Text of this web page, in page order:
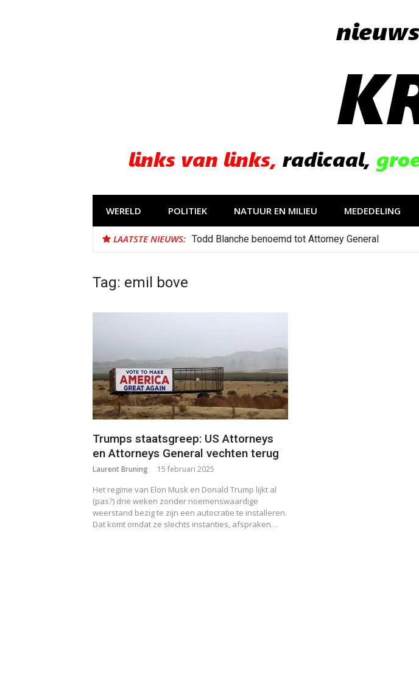
WERELD POLITIEK NATUUR EN MILIEU MEDEDELING
LAATSTE NIEUWS: Todd Blanche benoemd tot Attorney General
Tag: emil bove
Trumps staatsgreep: US Attorneys
en Attorneys General vechten terug
Laurent Bruning 15 februari 2025
Het regime van Elon Musk en Donald Trump lijkt al
(pas?) drie weken zonder noemenswaardige
weerstand bezig te zijn een autocratie te installeren.
Dat komt omdat ze slechts instanties, afspraken…